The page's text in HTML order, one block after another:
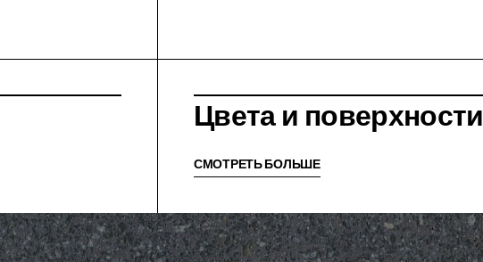
Цвета и поверхности
СМОТРЕТЬ БОЛЬШЕ